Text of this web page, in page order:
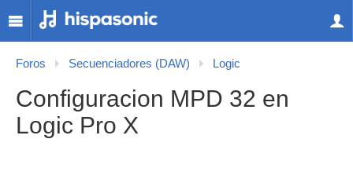
Foros Secuenciadores (DAW) Logic
Configuracion MPD 32 en
Logic Pro X